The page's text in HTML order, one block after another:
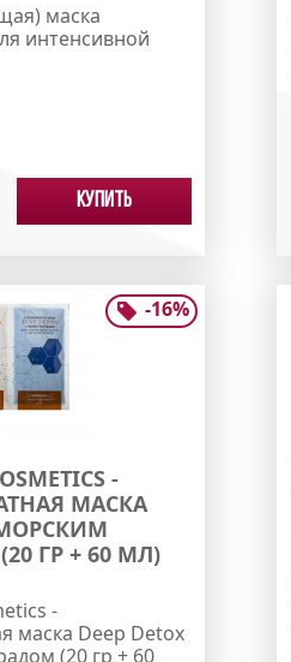
маска
интенсивной
Купить
-16%
-
МАСКА
МОРСКИМ
ГР + 60 МЛ)
-
маска Deep Detox
(20 гр + 60